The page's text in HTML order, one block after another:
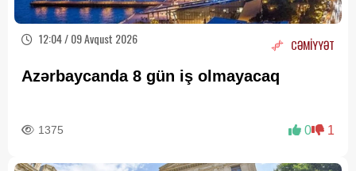
12:04 / 09 Avqust 2026 CƏMİYYƏT
Azərbaycanda 8 gün iş olmayacaq
1375 0 1